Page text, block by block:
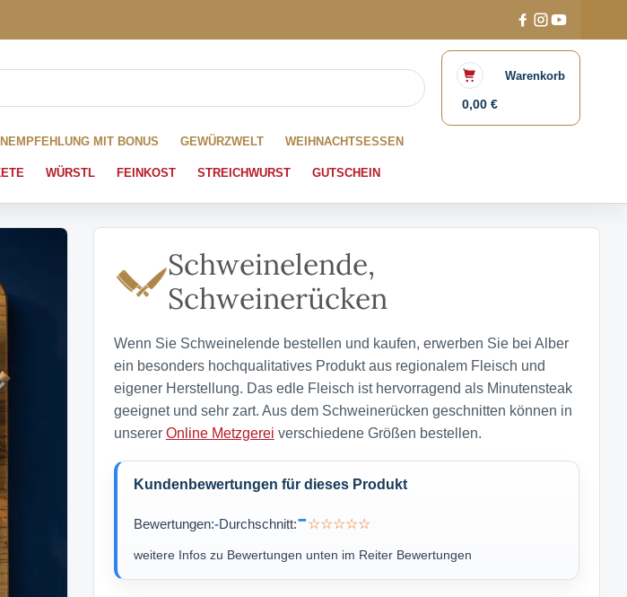
Warenkorb
0,00 €
MIT BONUS GEWÜRZWELT WEIHNACHTSESSEN
WÜRSTL FEINKOST STREICHWURST GUTSCHEIN
Schweinelende,
Schweinerücken
Wenn Sie Schweinelende bestellen und kaufen, erwerben Sie bei Alber
ein besonders hochqualitatives Produkt aus regionalem Fleisch und
eigener Herstellung. Das edle Fleisch ist hervorragend als Minutensteak
geeignet und sehr zart. Aus dem Schweinerücken geschnitten können in
unserer Online Metzgerei verschiedene Größen bestellen.
Kundenbewertungen für dieses Produkt
Bewertungen:-Durchschnitt:-☆☆☆☆☆
weitere Infos zu Bewertungen unten im Reiter Bewertungen